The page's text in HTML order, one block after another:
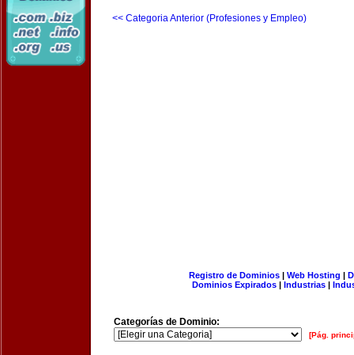
<< Categoria Anterior (Profesiones y Empleo)
Registro de Dominios| Web Hosting |
Dominios Expirados | Industrias |
Categorías de Dominio:
[Pág.